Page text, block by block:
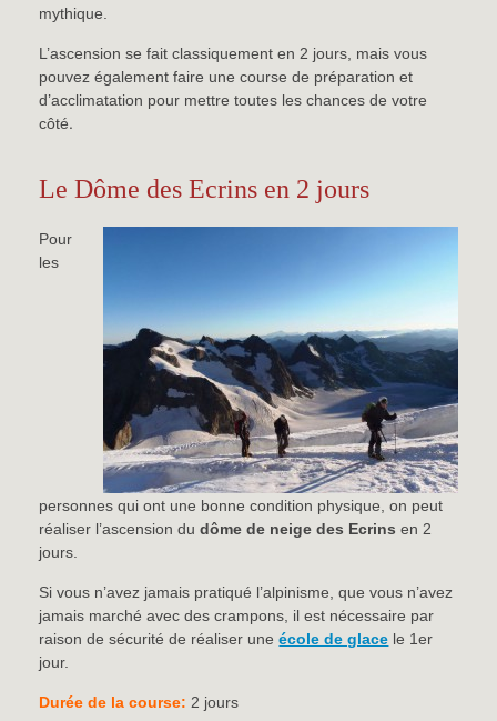
mythique.
L’ascension se fait classiquement en 2 jours, mais vous
pouvez également faire une course de préparation et
d’acclimatation pour mettre toutes les chances de votre
côté.
Le Dôme des Ecrins en 2 jours
Pour
les
personnes qui ont une bonne condition physique, on peut
réaliser l’ascension dudôme de neige des Ecrins en 2
jours.
Si vous n’avez jamais pratiqué l’alpinisme, que vous n’avez
jamais marché avec des crampons, il est nécessaire par
raison de sécurité de réaliser uneécole de glace le 1er
jour.
Durée de la course: 2 jours